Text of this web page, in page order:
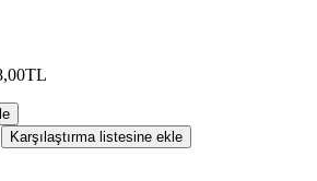
Karşılaştırma listesine ekle